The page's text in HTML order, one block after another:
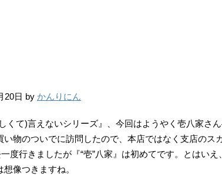
20日 by かんりにん
くて)言えないシリーズ』、今回はようやく壱八家さん
い物のついでに訪問したので、本店ではなく支店のス
一度行きましたが『“壱”八家』は初めてです。とはい
像つきますね。